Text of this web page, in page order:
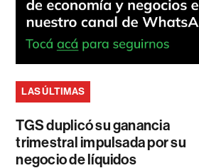
LAS ÚLTIMAS
TGS duplicó su ganancia
trimestral impulsada por su
negocio de líquidos